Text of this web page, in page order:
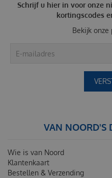
Schrijf u hier in voor onze
kortingscodes
Bekijk onze
VAN NOORD'S
Wie is van Noord
Klantenkaart
Bestellen & Verzending